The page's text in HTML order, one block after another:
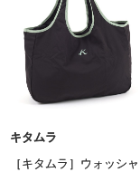
キタムラ
［キタムラ］ウォッシャ